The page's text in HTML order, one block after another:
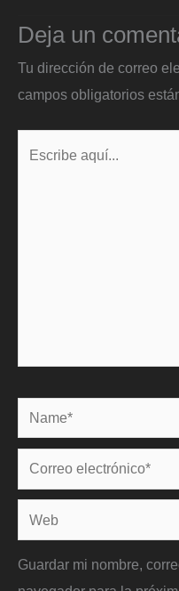
Deja un
Tu dirección de correo
campos obligatorios
Name*
Correo
electrónico*
Web
Guardar mi nombre,